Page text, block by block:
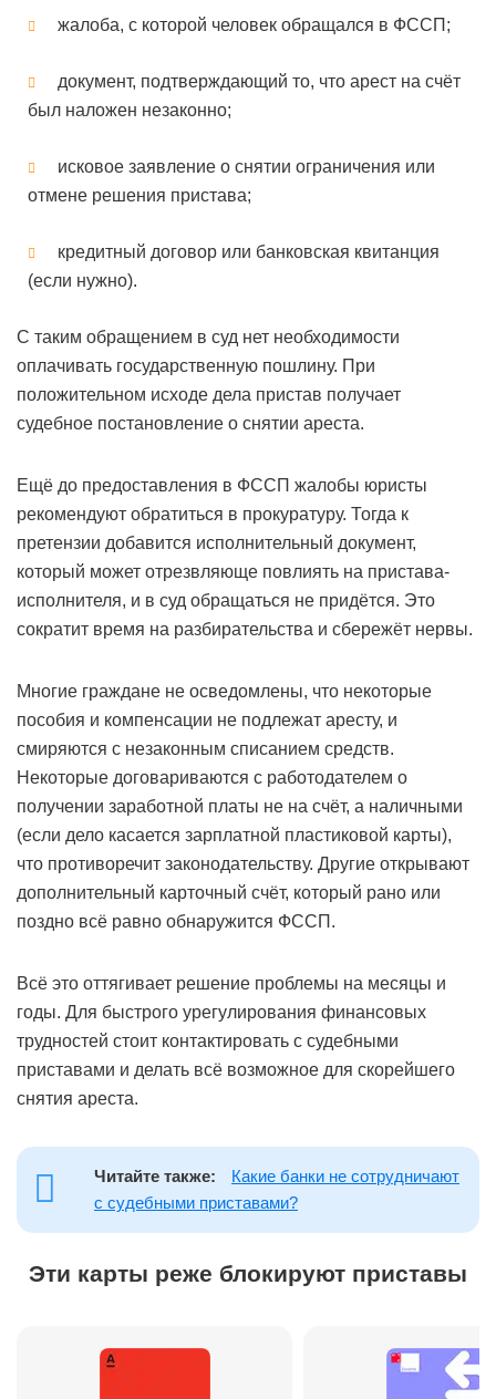
жалоба, с которой человек обращался в ФССП;
документ, подтверждающий то, что арест на счёт
был наложен незаконно;
исковое заявление о снятии ограничения или
отмене решения пристава;
кредитный договор или банковская квитанция
(если нужно).
С таким обращением в суд нет необходимости
оплачивать государственную пошлину. При
положительном исходе дела пристав получает
судебное постановление о снятии ареста.
Ещё до предоставления в ФССП жалобы юристы
рекомендуют обратиться в прокуратуру. Тогда к
претензии добавится исполнительный документ,
который может отрезвляюще повлиять на пристава-
исполнителя, и в суд обращаться не придётся. Это
сократит время на разбирательства и сбережёт нервы.
Многие граждане не осведомлены, что некоторые
пособия и компенсации не подлежат аресту, и
смиряются с незаконным списанием средств.
Некоторые договариваются с работодателем о
получении заработной платы не на счёт, а наличными
(если дело касается зарплатной пластиковой карты),
что противоречит законодательству. Другие открывают
дополнительный карточный счёт, который рано или
поздно всё равно обнаружится ФССП.
Всё это оттягивает решение проблемы на месяцы и
годы. Для быстрого урегулирования финансовых
трудностей стоит контактировать с судебными
приставами и делать всё возможное для скорейшего
снятия ареста.
Читайте также:
Какие банки не сотрудничают
с судебными приставами?
Эти карты реже блокируют приставы